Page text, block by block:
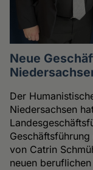
Neue
Der
Niedersachsen
von Catrin
neuen